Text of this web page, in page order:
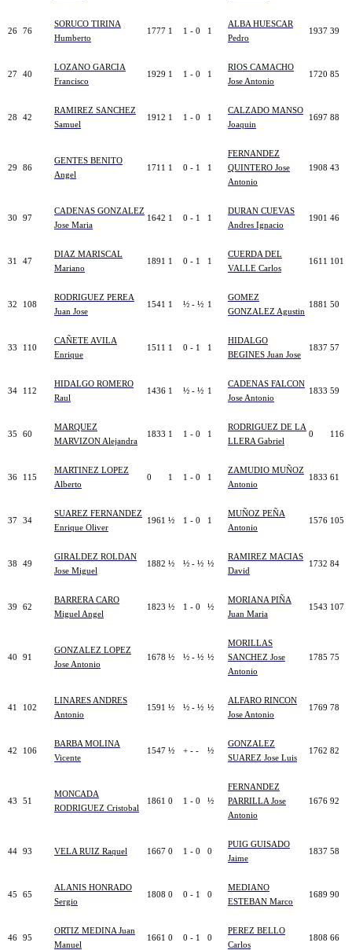
26 76
SORUCO TIRINA
Humberto
1777 1 1 - 0 1
ALBA HUESCAR
Pedro
1937 39
27 40
LOZANO GARCIA
Francisco
1929 1 1 - 0 1
RIOS CAMACHO
Jose Antonio
1720 85
28 42
RAMIREZ SANCHEZ
Samuel
1912 1 1 - 0 1
CALZADO MANSO
Joaquin
1697 88
29 86
GENTES BENITO
Angel
1711 1 0 - 1 1
FERNANDEZ
QUINTERO Jose
Antonio
1908 43
30 97
CADENAS GONZALEZ
Jose Maria
1642 1 0 - 1 1
DURAN CUEVAS
Andres Ignacio
1901 46
31 47
DIAZ MARISCAL
Mariano
1891 1 0 - 1 1
CUERDA DEL
VALLE Carlos
1611 101
32 108
RODRIGUEZ PEREA
Juan Jose
1541 1 ½ - ½ 1
GOMEZ
GONZALEZ Agustin
1881 50
33 110
CAÑETE AVILA
Enrique
1511 1 0 - 1 1
HIDALGO
BEGINES Juan Jose
1837 57
34 112
HIDALGO ROMERO
Raul
1436 1 ½ - ½ 1
CADENAS FALCON
Jose Antonio
1833 59
35 60
MARQUEZ
MARVIZON Alejandra
1833 1 1 - 0 1
RODRIGUEZ DE LA
LLERA Gabriel
0 116
36 115
MARTINEZ LOPEZ
Alberto
0 1 1 - 0 1
ZAMUDIO MUÑOZ
Antonio
1833 61
37 34
SUAREZ FERNANDEZ
Enrique Oliver
1961 ½ 1 - 0 1
MUÑOZ PEÑA
Antonio
1576 105
38 49
GIRALDEZ ROLDAN
Jose Miguel
1882 ½ ½ - ½ ½
RAMIREZ MACIAS
David
1732 84
39 62
BARRERA CARO
Miguel Angel
1823 ½ 1 - 0 ½
MORIANA PIÑA
Juan Maria
1543 107
40 91
GONZALEZ LOPEZ
Jose Antonio
1678 ½ ½ - ½ ½
MORILLAS
SANCHEZ Jose
Antonio
1785 75
41 102
LINARES ANDRES
Antonio
1591 ½ ½ - ½ ½
ALFARO RINCON
Jose Antonio
1769 78
42 106
BARBA MOLINA
Vicente
1547 ½ + - - ½
GONZALEZ
SUAREZ Jose Luis
1762 82
43 51
MONCADA
RODRIGUEZ Cristobal
1861 0 1 - 0 ½
FERNANDEZ
PARRILLA Jose
Antonio
1676 92
44 93 VELA RUIZ Raquel 1667 0 1 - 0 0
PUIG GUISADO
Jaime
1837 58
45 65
ALANIS HONRADO
Sergio
1808 0 0 - 1 0
MEDIANO
ESTEBAN Marco
1689 90
46 95
ORTIZ MEDINA Juan
Manuel
1661 0 0 - 1 0
PEREZ BELLO
Carlos
1808 66